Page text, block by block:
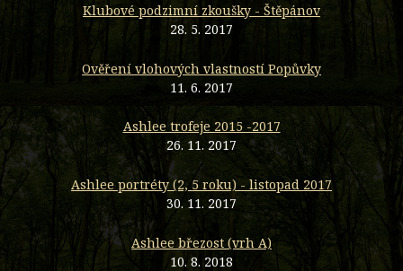
Klubové podzimní zkoušky - Štěpánov
28. 5. 2017
Ověření vlohových vlastností Popůvky
11. 6. 2017
Ashlee trofeje 2015 -2017
26. 11. 2017
Ashlee portréty (2, 5 roku) - listopad 2017
30. 11. 2017
Ashlee březost (vrh A)
10. 8. 2018